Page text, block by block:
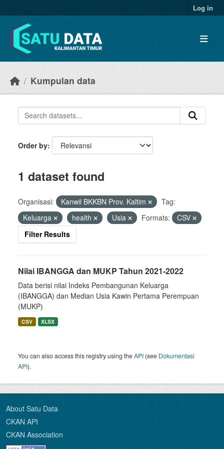
Log in
Kumpulan data
Order by
1 dataset found
Organisasi: Kanwil BKKBN Prov. Kaltim
Tag:
Keluarga
health Usia Formats:
CSV
Filter Results
Nilai IBANGGA dan MUKP Tahun 2021-2022
Data berisi nilai Indeks Pembangunan Keluarga
(IBANGGA) dan Median Usia Kawin Pertama Perempuan
(MUKP)
CSV XLSX
You can also access this registry using theAPI (see Dokumentasi
API).
About Satu Data
CKAN API
CKAN Association